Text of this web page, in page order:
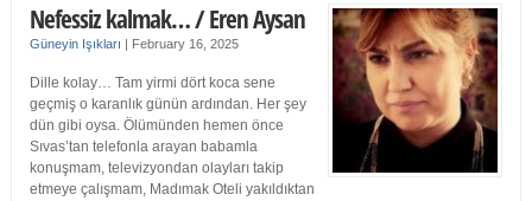
Nefessiz kalmak… / Eren Aysan
Güneyin Işıkları | February 16, 2025
Dille kolay… Tam yirmi dört koca sene
geçmiş o karanlık günün ardından. Her şey
dün gibi oysa. Ölümünden hemen önce
Sıvas’tan telefonla arayan babamla
konuşmam, televizyondan olayları takip
etmeye çalışmam, Madımak Oteli yakıldıktan